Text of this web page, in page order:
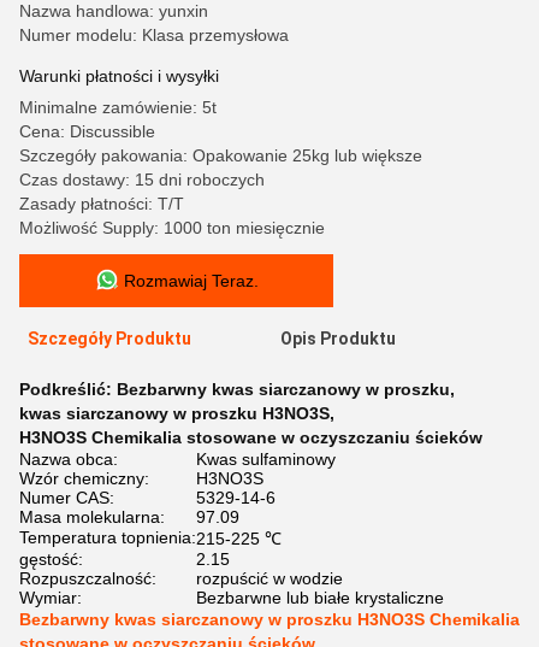
Nazwa handlowa: yunxin
Numer modelu: Klasa przemysłowa
Warunki płatności i wysyłki
Minimalne zamówienie: 5t
Cena: Discussible
Szczegóły pakowania: Opakowanie 25kg lub większe
Czas dostawy: 15 dni roboczych
Zasady płatności: T/T
Możliwość Supply: 1000 ton miesięcznie
Rozmawiaj Teraz.
Szczegóły Produktu Opis Produktu
Podkreślić: Bezbarwny kwas siarczanowy w proszku,
kwas siarczanowy w proszku H3NO3S,
H3NO3S Chemikalia stosowane w oczyszczaniu ścieków
Nazwa obca:
Kwas sulfaminowy
Wzór chemiczny:
H3NO3S
Numer CAS:
5329-14-6
Masa molekularna:
97.09
Temperatura topnienia:215-225 ℃
gęstość:
2.15
Rozpuszczalność:
rozpuścić w wodzie
Wymiar:
Bezbarwne lub białe krystaliczne
Bezbarwny kwas siarczanowy w proszku H3NO3S Chemikalia